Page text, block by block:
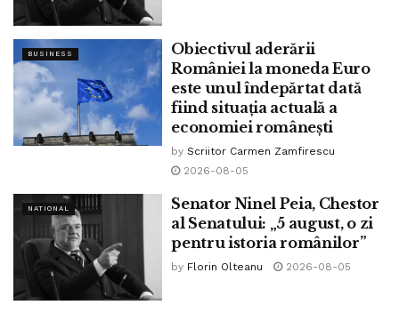
Tags: ninel peia
BUSINESS
Obiectivul aderării
României la moneda Euro
este unul îndepărtat dată
fiind situația actuală a
economiei românești
by Scriitor Carmen Zamfirescu
2026-08-05
NATIONAL
Senator Ninel Peia, Chestor
al Senatului: „5 august, o zi
pentru istoria românilor”
by Florin Olteanu 2026-08-05